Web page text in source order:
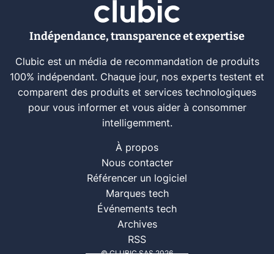
Indépendance, transparence et expertise
Clubic est un média de recommandation de produits
100% indépendant. Chaque jour, nos experts testent et
comparent des produits et services technologiques
pour vous informer et vous aider à consommer
intelligemment.
À propos
Nous contacter
Référencer un logiciel
Marques tech
Événements tech
Archives
RSS